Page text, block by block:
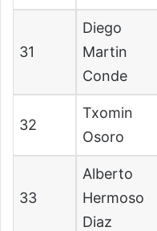
31
Diego
Martin
Conde
32
Txomin
Osoro
33
Alberto
Hermoso
Diaz